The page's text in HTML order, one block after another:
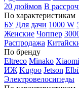
20 дюймов В
По характеристикам
БУ Для дачи 1000 W
Женские Чоппер
Распродажа
По бренду
Eltreco Minako Xiaomi
ИЖ Kugoo Jetson
Электровелосипеды